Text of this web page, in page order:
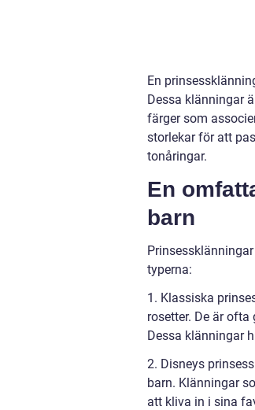
En
Dessa klänningar
färger som
storlekar för att
tonåringar.
En
barn
typerna:
1. Klassiska
rosetter. De är
Dessa klänningar
2. Disneys
barn. Klänningar
att kliva in i sina